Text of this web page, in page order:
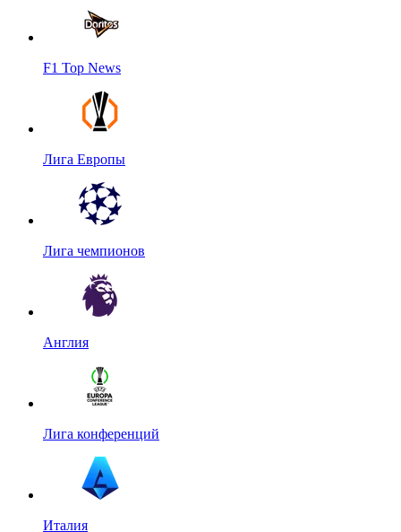
F1 Top News
Лига Европы
Лига чемпионов
Англия
Лига конференций
Италия